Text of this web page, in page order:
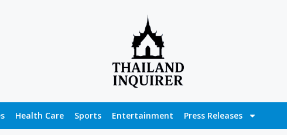
Health Care Sports Entertainment Press Releases